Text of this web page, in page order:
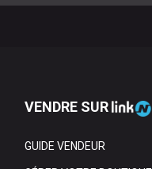
VENDRE SUR
GUIDE VENDEUR